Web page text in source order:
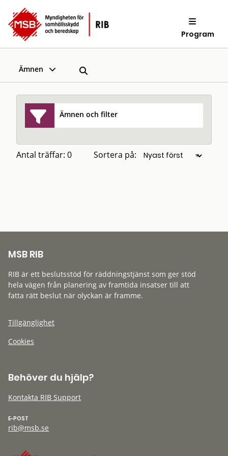
Program
Ämnen
Ämnen och filter
Antal träffar: 0 Sortera på:
MSB RIB
RIB är ett beslutsstöd för räddningstjänst som ger stöd
hela vägen från planering av framtida insatser till att
fatta rätt beslut när olyckan är framme.
Tillgänglighet
Cookies
Behöver du hjälp?
Kontakta RIB Support
E-POST
rib@msb.se